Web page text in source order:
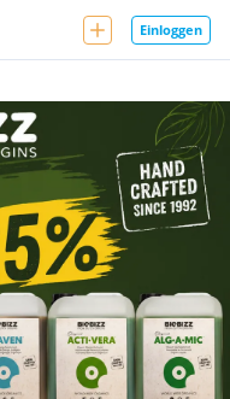
Einloggen